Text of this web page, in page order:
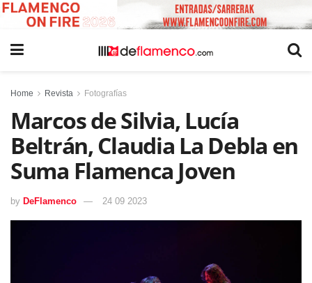
Home Revista Fotografías
Marcos de Silvia, Lucía
Beltrán, Claudia La Debla en
Suma Flamenca Joven
by DeFlamenco 24 09 2023